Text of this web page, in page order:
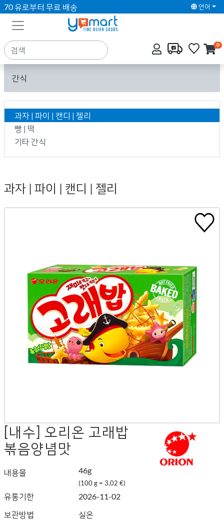
70 유로부터 무료 배송 언어
0
간식
과자 | 파이 | 캔디 | 젤리
빵 | 떡
기타 간식
과자 | 파이 | 캔디 | 젤리
[내수] 오리온 고래밥
볶음양념맛
내용물 46g
(100 g = 3,02 €)
유통기한
2026-11-02
보관방법
실온